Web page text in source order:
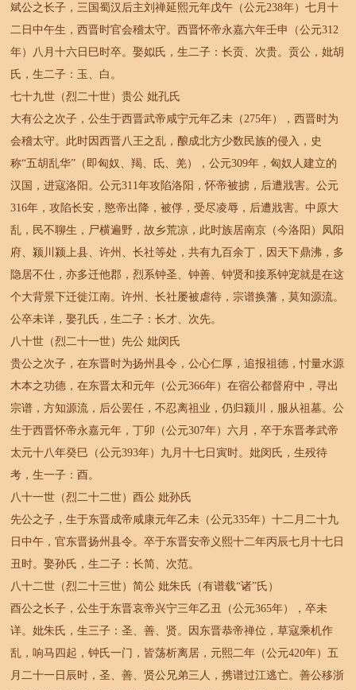
斌公之长子，三国蜀汉后主刘禅延熙元年戊午（公元238年）七月十
二日中午生，西晋时官会稽太守。西晋怀帝永嘉六年壬申（公元312
年）八月十六日巳时卒。娶姒氏，生二子：长贡、次贵。贡公，妣胡
氏，生二子：玉、白。
七十九世（烈二十世）贵公 妣孔氏
大有公之次子，公生于西晋武帝咸宁元年乙未（275年），西晋时为
会稽太守。此时因西晋八王之乱，酿成北方少数民族的侵入，史
称“五胡乱华”（即匈奴、羯、氐、羌），公元309年，匈奴人建立的
汉国，进寇洛阳。公元311年攻陷洛阳，怀帝被掳，后遭戕害。公元
316年，攻陷长安，愍帝出降，被俘，受尽凌辱，后遭戕害。中原大
乱，民不聊生，尸横遍野，故乡荒凉，此时族居南京（今洛阳）凤阳
府、颍川颍上县、许州、长社等处，共有九百余丁，因天下鼎沸，多
隐居不仕，亦多迁他郡，烈系钟圣、钟善、钟贤和接系钟宠就是在这
个大背景下迁徙江南。许州、长社屡被虐待，宗谱换藩，莫知源流。
公卒未详，娶孔氏，生二子：长才、次先。
八十世（烈二十一世）先公 妣闵氏
贵公之次子，在东晋时为扬州县令，公心仁厚，追报祖德，忖量水源
木本之功德，在东晋太和元年（公元366年）在宿公都督府中，寻出
宗谱，方知源流，后公罢任，不忍离祖业，仍归颍川，服从祖墓。公
生于西晋怀帝永嘉元年，丁卯（公元307年）六月，卒于东晋孝武帝
太元十八年癸巳（公元393年）九月十七日寅时。妣闵氏，生殁待
考，生一子：酉。
八十一世（烈二十二世）酉公 妣孙氏
先公之子，生于东晋成帝咸康元年乙未（公元335年）十二月二十九
日中午，官东晋扬州县令。卒于东晋安帝义熙十二年丙辰七月十七日
丑时。娶孙氏，生二子：长简、次范。
八十二世（烈二十三世）简公 妣朱氏（有谱载“诸”氏）
酉公之长子，公生于东晋哀帝兴宁三年乙丑（公元365年），卒未
详。妣朱氏，生三子：圣、善、贤。因东晋恭帝禅位，草寇乘机作
乱，响马四起，钟氏一门，皆荡析离居，元熙二年（公元420年）五
月二十一日辰时，圣、善、贤公兄弟三人，携谱过江逃亡。善公移浙